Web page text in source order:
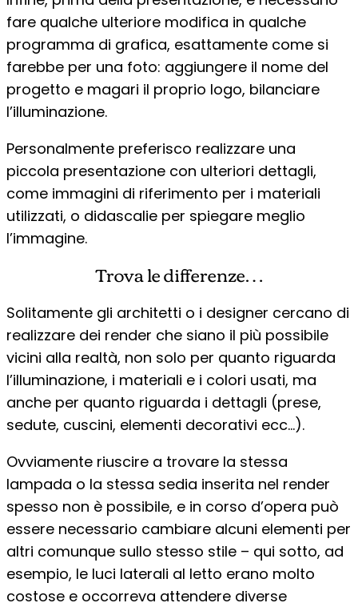
fare qualche ulteriore modifica in qualche
programma di grafica, esattamente come si
farebbe per una foto: aggiungere il nome del
progetto e magari il proprio logo, bilanciare
l’illuminazione.
Personalmente preferisco realizzare una
piccola presentazione con ulteriori dettagli,
come immagini di riferimento per i materiali
utilizzati, o didascalie per spiegare meglio
l’immagine.
Trova le differenze…
Solitamente gli architetti o i designer cercano di
realizzare dei render che siano il più possibile
vicini alla realtà, non solo per quanto riguarda
l’illuminazione, i materiali e i colori usati, ma
anche per quanto riguarda i dettagli (prese,
sedute, cuscini, elementi decorativi ecc…).
Ovviamente riuscire a trovare la stessa
lampada o la stessa sedia inserita nel render
spesso non è possibile, e in corso d’opera può
essere necessario cambiare alcuni elementi per
altri comunque sullo stesso stile – qui sotto, ad
esempio, le luci laterali al letto erano molto
costose e occorreva attendere diverse